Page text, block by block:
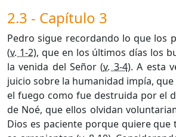
2.3 - Capítulo 3
Pedro sigue recordando lo que los
(v. 1-2), que en los últimos días los
la venida del Señor (v. 3-4). A esta
juicio sobre la humanidad impía,
el fuego como fue destruida por el
de Noé, que ellos olvidan
Dios es paciente porque quiere que